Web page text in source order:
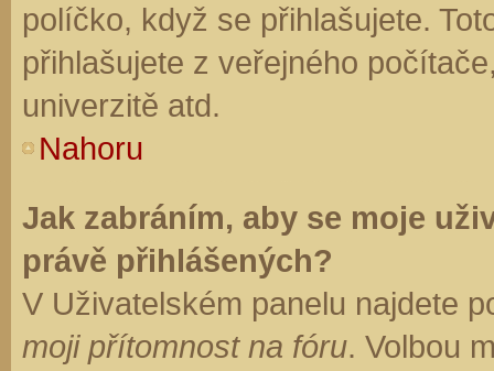
políčko, když se přihlašujete.
přihlašujete z veřejného
univerzitě atd.
Nahoru
Jak zabráním, aby se moje
právě přihlášených?
V Uživatelském panelu najdete
moji přítomnost na fóru. Volbou